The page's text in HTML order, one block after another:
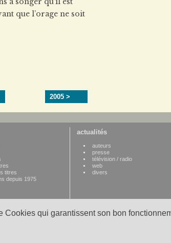
qui garantissent son bon
que l’orage ne soit
2005 >
titres
depuis 1975
actualités
auteurs
presse
télévision / radio
web
divers